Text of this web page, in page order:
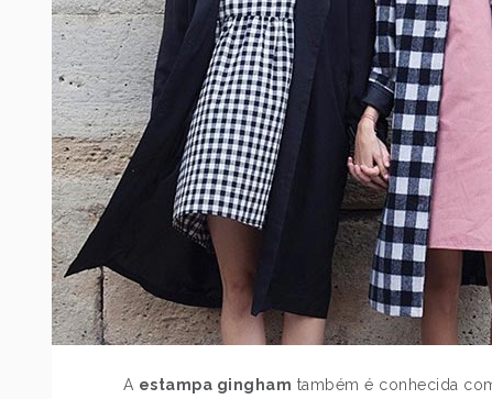
A estampa gingham também é conhecida